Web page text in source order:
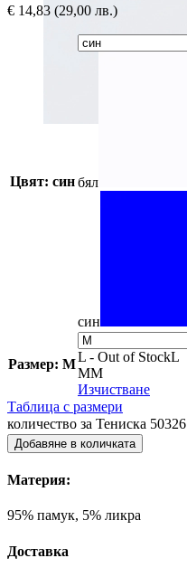
€ 14,83 (29,00 лв.)
Цвят: син бял
син
Размер: ML - Out of StockL
MM
Изчистване
Таблица с размери
количество за Тениска 50326
Добавяне в количката
Материя:
95% памук, 5% ликра
Доставка